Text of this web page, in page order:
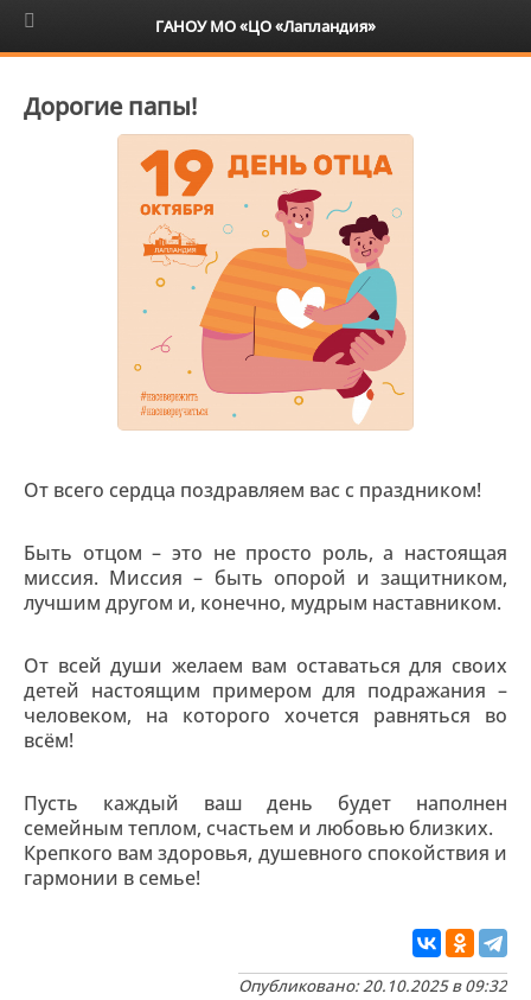
6+
Дорогие папы!
От всего сердца поздравляем вас с праздником!
Быть отцом – это не просто роль, а настоящая
миссия. Миссия – быть опорой и защитником,
лучшим другом и, конечно, мудрым наставником.
От всей души желаем вам оставаться для своих
детей настоящим примером для подражания –
человеком, на которого хочется равняться во
всём!
Пусть каждый ваш день будет наполнен
семейным теплом, счастьем и любовью близких.
Крепкого вам здоровья, душевного спокойствия и
гармонии в семье!
Опубликовано: 20.10.2025 в 09:32
ГАНОУ МО «ЦО «Лапландия»